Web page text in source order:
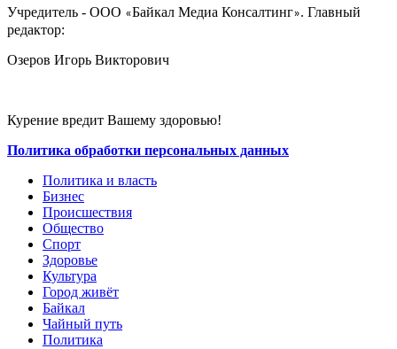
Учредитель - ООО «Байкал Медиа Консалтинг». Главный
редактор:
Озеров Игорь Викторович
Курение вредит Вашему здоровью!
Политика обработки персональных данных
Политика и власть
Бизнес
Происшествия
Общество
Cпорт
Здоровье
Культура
Город живёт
Байкал
Чайный путь
Политика